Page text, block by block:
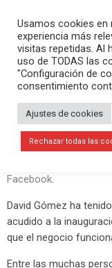
junio 2, 2019
Inauguración
Este sábado 1 de
Oli, en la calle
Facebook
David Gómez ha
acudido a la
que el negocio
Entre las muchas
Usamos cookies en
experiencia más
visitas repetidas. Al
uso de TODAS las
"Configuración de
consentimiento
Ajustes de cookies
Rechazar todas las